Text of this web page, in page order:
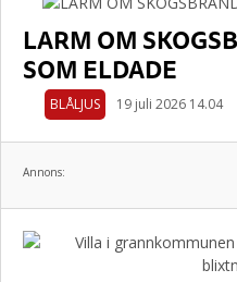
LARM OM
SOM ELDADE
BLÅLJUS 19 juli 2026 14.04
Annons: